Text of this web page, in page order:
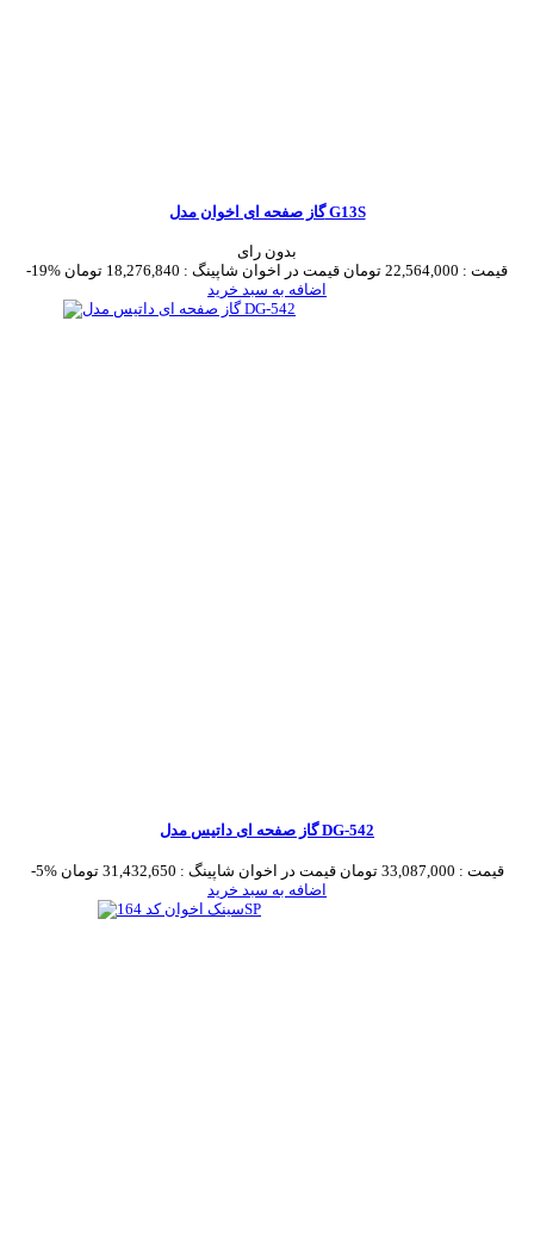
گاز صفحه ای اخوان مدل G13S
بدون رای
-19%
قیمت : 22,564,000 تومان قیمت در اخوان شاپینگ : 18,276,840 تومان
اضافه به سبد خرید
گاز صفحه ای داتیس مدل DG-542
-5% قیمت : 33,087,000 تومان قیمت در اخوان شاپینگ : 31,432,650 تومان
اضافه به سبد خرید